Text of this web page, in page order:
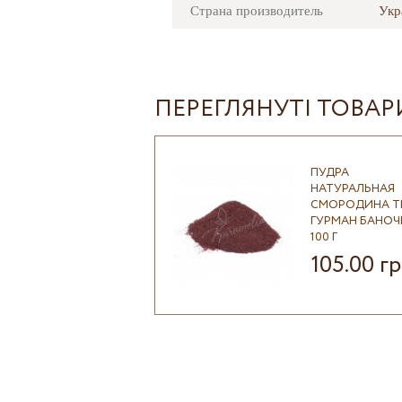
Страна производитель
ПЕРЕГЛЯНУТІ
ПУДРА
НАТУРАЛЬНАЯ
СМОРОДИНА
ГУРМАН
100 Г
105.00